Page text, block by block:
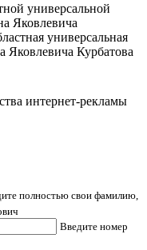
универсальной
Яковлевича
универсальная
Яковлевича Курбатова
интернет-рекламы
полностью свои фамилию,
Введите номер